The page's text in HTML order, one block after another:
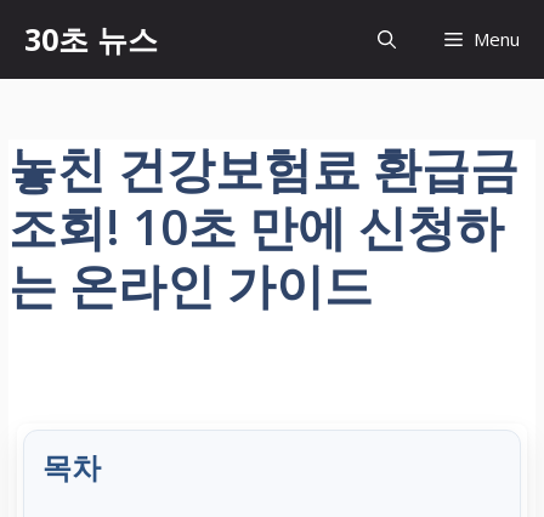
츠
너
기
30초 뉴스 Menu
놓친 건강보험료 환급금
조회! 10초 만에 신청하
는 온라인 가이드
목차